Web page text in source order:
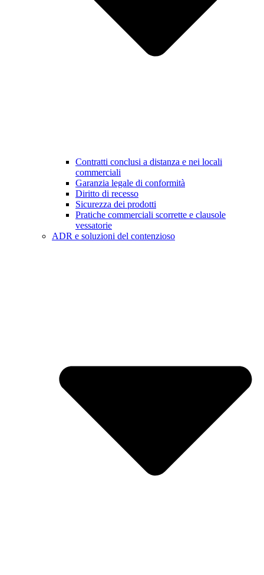
Contratti conclusi a distanza e nei locali
commerciali
Garanzia legale di conformità
Diritto di recesso
Sicurezza dei prodotti
Pratiche commerciali scorrette e clausole
vessatorie
ADR e soluzioni del contenzioso